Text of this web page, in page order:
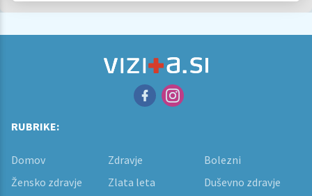
RUBRIKE:
Domov Zdravje
Bolezni
Žensko zdravje
Zlata leta
Duševno zdravje